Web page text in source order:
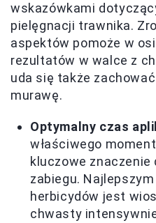
wskazówkami
pielęgnacji trawnika.
aspektów pomoże w
rezultatów w walce z
uda się także
murawę.
Optymalny czas
właściwego
kluczowe
zabiegu.
herbicydów jest
chwasty